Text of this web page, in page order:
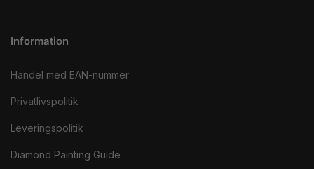
Information
Handel med EAN-nummer
Privatlivspolitik
Leveringspolitik
Diamond Painting Guide